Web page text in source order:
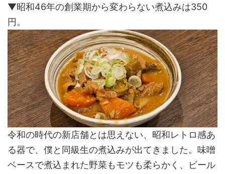
▼昭和46年の創業期から変わらない煮込みは350
円。
令和の時代の新店舗とは思えない、昭和レトロ感あ
る器で、僕と同級生の煮込みが出てきました。味噌
ベースで煮込まれた野菜もモツも柔らかく、ビール